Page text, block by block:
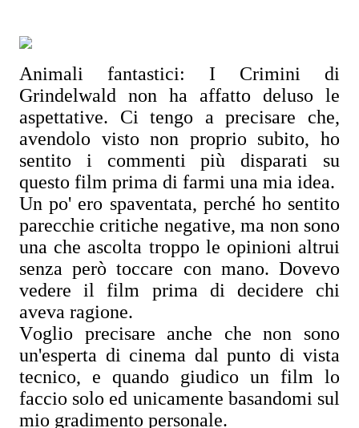
Animali fantastici: I Crimini di
Grindelwald non ha affatto deluso le
aspettative. Ci tengo a precisare che,
avendolo visto non proprio subito, ho
sentito i commenti più disparati su
questo film prima di farmi una mia idea.
Un po' ero spaventata, perché ho sentito
parecchie critiche negative, ma non sono
una che ascolta troppo le opinioni altrui
senza però toccare con mano. Dovevo
vedere il film prima di decidere chi
aveva ragione.
Voglio precisare anche che non sono
un'esperta di cinema dal punto di vista
tecnico, e quando giudico un film lo
faccio solo ed unicamente basandomi sul
mio gradimento personale.